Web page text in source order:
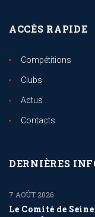
ACCÈS RAPIDE
Compétitions
Clubs
Actus
Contacts
DERNIÈRES
Le Comité de
7 AOÛT 2026